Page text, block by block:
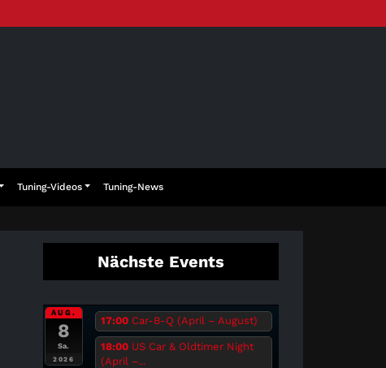
Tuning-Videos Tuning-News
Nächste Events
AUG.
8
Sa.
2026
17:00 Car-B-Q (April – August)
18:00 US Car & Oldtimer Night
(April –...